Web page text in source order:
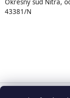
Okresný súd Nitra,
43381/N